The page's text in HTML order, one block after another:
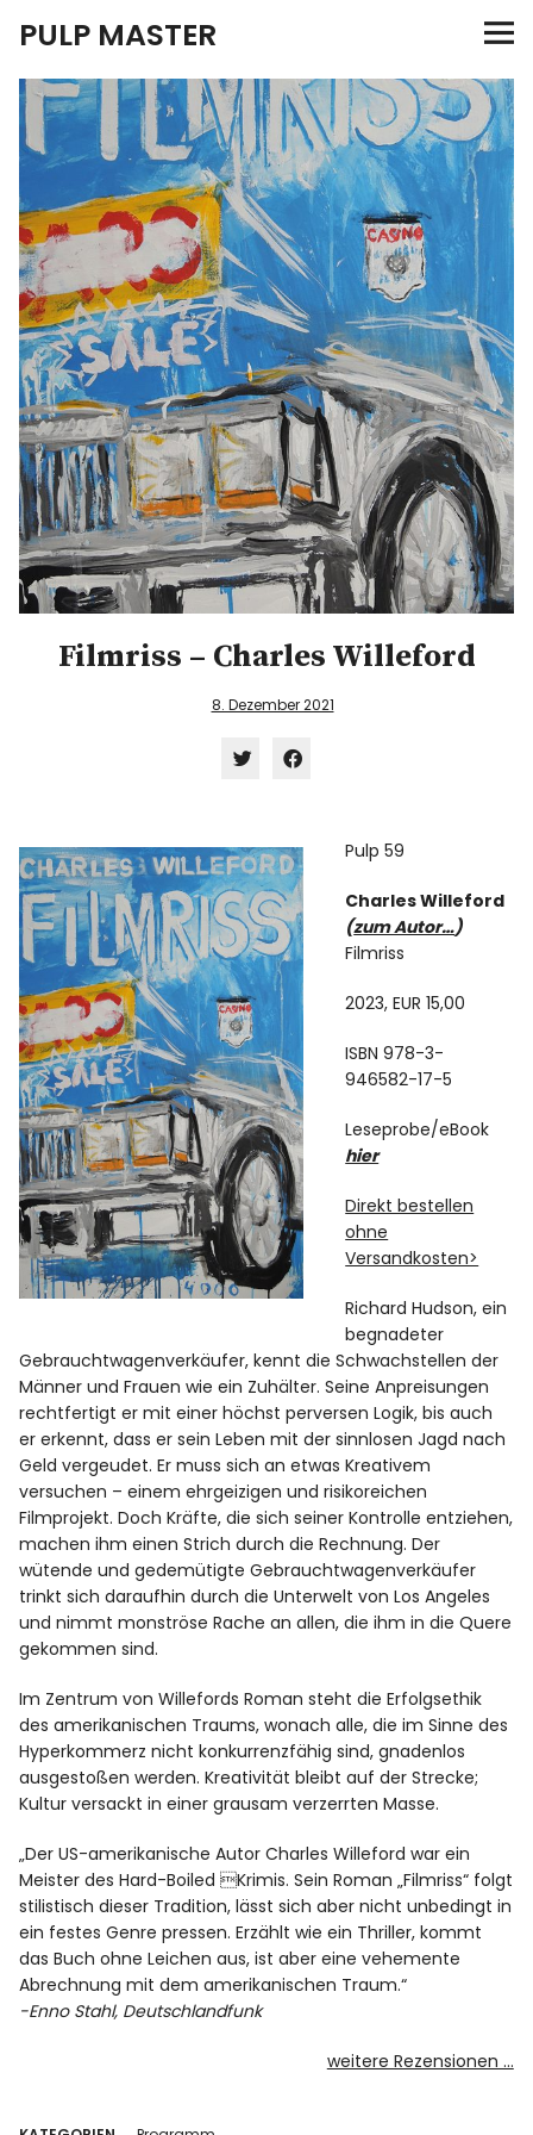
PULP MASTER
Programm
Verlag
Merch
News
InstagramFacebook
Twitter
Info
Filmriss – Charles Willeford
8. Dezember 2021
teilen
(Wird
in
neuem
Fenster
geöffnet)
teilen
(Wird
in
neuem
Fenster
geöffnet)
Pulp 59
Charles Willeford
(zum Autor…)
Filmriss
2023, EUR 15,00
ISBN 978-3-
946582-17-5
Leseprobe/eBook
hier
Direkt bestellen
ohne
Versandkosten>
Richard Hudson, ein
begnadeter
Gebrauchtwagenverkäufer, kennt die Schwachstellen der
Männer und Frauen wie ein Zuhälter. Seine Anpreisungen
rechtfertigt er mit einer höchst perversen Logik, bis auch
er erkennt, dass er sein Leben mit der sinnlosen Jagd nach
Geld vergeudet. Er muss sich an etwas Kreativem
versuchen – einem ehrgeizigen und risikoreichen
Filmprojekt. Doch Kräfte, die sich seiner Kontrolle entziehen,
machen ihm einen Strich durch die Rechnung. Der
wütende und gedemütigte Gebrauchtwagenverkäufer
trinkt sich daraufhin durch die Unterwelt von Los Angeles
und nimmt monströse Rache an allen, die ihm in die Quere
gekommen sind.
Im Zentrum von Willefords Roman steht die Erfolgsethik
des amerikanischen Traums, wonach alle, die im Sinne des
Hyperkommerz nicht konkurrenzfähig sind, gnadenlos
ausgestoßen werden. Kreativität bleibt auf der Strecke;
Kultur versackt in einer grausam verzerrten Masse.
„Der US-amerikanische Autor Charles Willeford war ein
Meister des Hard-Boiled Krimis. Sein Roman „Filmriss“ folgt
stilistisch dieser Tradition, lässt sich aber nicht unbedingt in
ein festes Genre pressen. Erzählt wie ein Thriller, kommt
das Buch ohne Leichen aus, ist aber eine vehemente
Abrechnung mit dem amerikanischen Traum.“
-Enno Stahl, Deutschlandfunk
weitere Rezensionen …